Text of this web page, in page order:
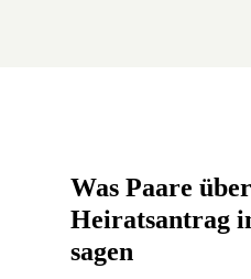
Was Paare
Heiratsantrag
sagen